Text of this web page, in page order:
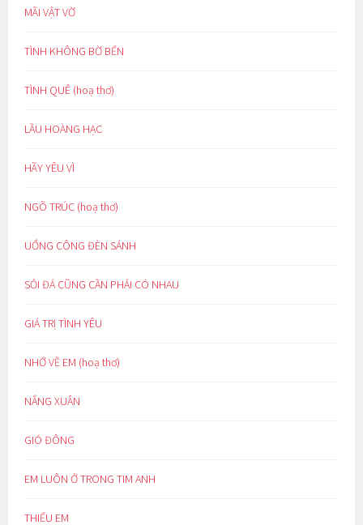
MÃI VẬT VỜ
TÌNH KHÔNG BỜ BẾN
TÌNH QUÊ (hoạ thơ)
LẦU HOÀNG HẠC
HÃY YÊU VÌ
NGÕ TRÚC (hoạ thơ)
UỔNG CÔNG ĐÈN SÁNH
SỎI ĐÁ CŨNG CẦN PHẢI CÓ NHAU
GIÁ TRỊ TÌNH YÊU
NHỚ VỀ EM (hoạ thơ)
NẮNG XUÂN
GIÓ ĐÔNG
EM LUÔN Ở TRONG TIM ANH
THIẾU EM